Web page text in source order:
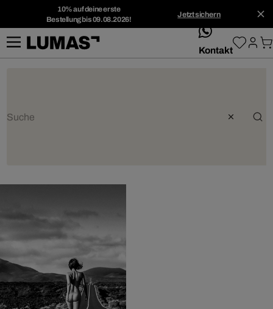
10% auf deine erste
Bestellung bis 09.08.2026!
Jetzt sichern
whatsApp
Kontakt